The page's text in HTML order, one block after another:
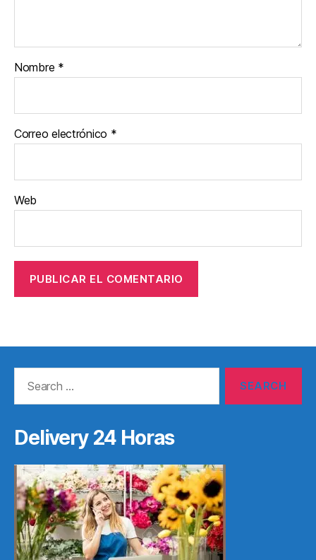
Nombre *
Correo electrónico *
Web
Delivery 24 Horas